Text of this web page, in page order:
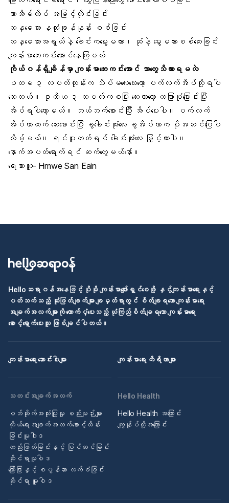
သားအိမ်ထိပ် အမြင့်တိုင်းခြင်း
သန္ဓေသား နှလုံးခုန်နှုန်း စစ်ခြင်း
သန္ဓေသားအရွယ်နဲ့ ခေါင်းကမွေးမလား၊ ဆုံနဲ့ မွေးမလားစစ်ဆေးခြင်း
ကျန်းမာဘေးကင်းအောင်နေကြမယ်
ကိုယ်ဝန်ရှိချိန်မှာ ကျန်းမာဘေးကင်းအောင် ဘာတွေသိထားရမလဲ
ပထမ ၃ လပတ်တုန်းက သိပ်မလေးသေးတော့ ပက်လက်အိပ်လို့ရပါ
သေးတယ်။ ဒုတိယ ၃ လပတ်ကစပြီး လေးလာတော့ တခြားပုံပြောင်းပြီး
အိပ်ရပါတော့မယ်။ ဘယ်ဘက်စောင်းပြီး အိပ်ပေးပါ။ ပက်လက်
အိပ်တာထက် ဘေးစောင်းပြီး ခွခေါင်းအုံးလေး ခွအိပ်တာက ပိုအဆင်ပြေပါ
လိမ့်မယ်။ ရင်ပူတတ်ရင် ခေါင်းအုံးလေး မြှင့်ထားပါ။
နောက်အပတ်ရောက်ရင် ဆက်တွေ့မယ်နော်။
ရေးသားသူ- Hmwe San Eain
Helloဆရာဝန်အနေဖြင့် ပိုမို ကျန်းမာပျော်ရွှင်စေဖို့ နှင့်ကျန်းမာရေးနှင့်
ပတ်သက်သည့် ဆုံးဖြတ်ချက်များ ချမှတ်ရာတွင် စိတ်ချရသော ကျန်းမာရေး
အချက်အလက်များကို ထောက်ပံ့ပေးသည့် ယုံကြည်စိတ်ချရသော ကျန်းမာရေး
စောင့်ရှောက်ပေးသူ ဖြစ်ချင်ပါတယ်။
ကျန်းမာရေး ဆောင်းပါးများ ကျန်းမာရေး ကိရိယာများ
သတင်းအချက်အလက်
ဝဘ်ဆိုက်အသုံးပြုမှု စည်းမျဉ်းများ
ကိုယ်ရေးအချက်အလက်စောင့်ထိန်း
ခြင်းမူဝါဒ
တည်းဖြတ်ခြင်းနှင့် ပြင်ဆင်ခြင်း
ဆိုင်ရာမူဝါဒ
ကြော်ငြာနှင့် စပွန်ဆာ လက်ခံခြင်း
ဆိုင်ရာ မူဝါဒ
Hello Health
Hello Health အကြောင်း
ကျွန်ုပ်တို့အကြောင်း